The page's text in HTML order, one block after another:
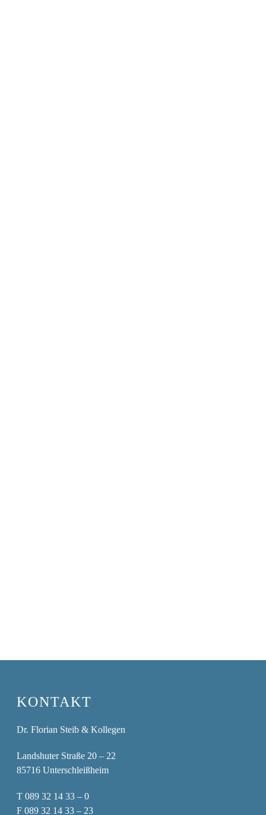
KONTAKT
Dr. Florian Steib & Kollegen
Landshuter Straße 20 – 22
85716 Unterschleißheim
T089 32 14 33 – 0
F089 32 14 33 – 23